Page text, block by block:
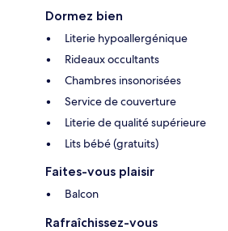
Dormez bien
Literie hypoallergénique
Rideaux occultants
Chambres insonorisées
Service de couverture
Literie de qualité supérieure
Lits bébé (gratuits)
Faites-vous plaisir
Balcon
Rafraîchissez-vous